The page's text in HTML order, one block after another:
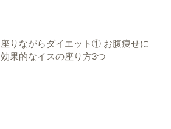
座りながらダイエット① お腹痩せに
効果的なイスの座り方3つ